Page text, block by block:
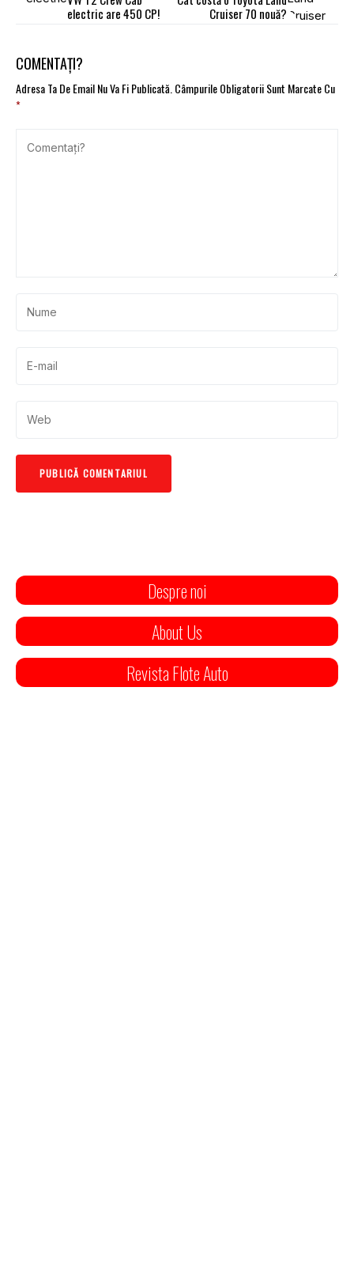
electric are 450 CP!
Cruiser 70 nouă?
COMENTAȚI?
Adresa Ta De Email Nu Va Fi Publicată.Câmpurile Obligatorii Sunt Marcate Cu
*
Despre noi
About Us
Revista Flote Auto